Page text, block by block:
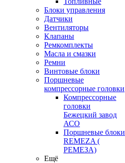
Блоки управления
Датчики
Вентиляторы
Клапаны
Ремкомплекты
Масла и смазки
Ремни
Винтовые блоки
Поршневые
компрессорные головки
Компрессорные
головки
Бежецкий завод
АСО
Поршневые блоки
REMEZA (
РЕМЕЗА)
Ещё